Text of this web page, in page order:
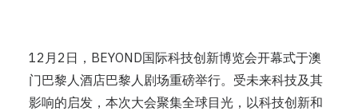
12月2日，BEYOND国际科技创新博览会开幕式于澳
门巴黎人酒店巴黎人剧场重磅举行。受未来科技及其
影响的启发，本次大会聚集全球目光，以科技创新和